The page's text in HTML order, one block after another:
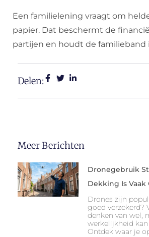
Een familielening vraagt om
papier. Dat beschermt de
partijen en houdt de familieband
Delen:
Meer Berichten
Dronegebruik
Dekking Is
Drones zijn
goed verzekerd?
denken van wel,
werkelijkheid kan
Ontdek waar je